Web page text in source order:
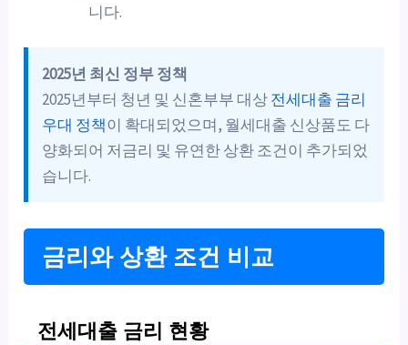
니다.
2025년 최신 정부 정책
2025년부터 청년 및 신혼부부 대상전세대출 금리
우대 정책이 확대되었으며, 월세대출 신상품도 다
양화되어 저금리 및 유연한 상환 조건이 추가되었
습니다.
금리와 상환 조건 비교
전세대출 금리 현황